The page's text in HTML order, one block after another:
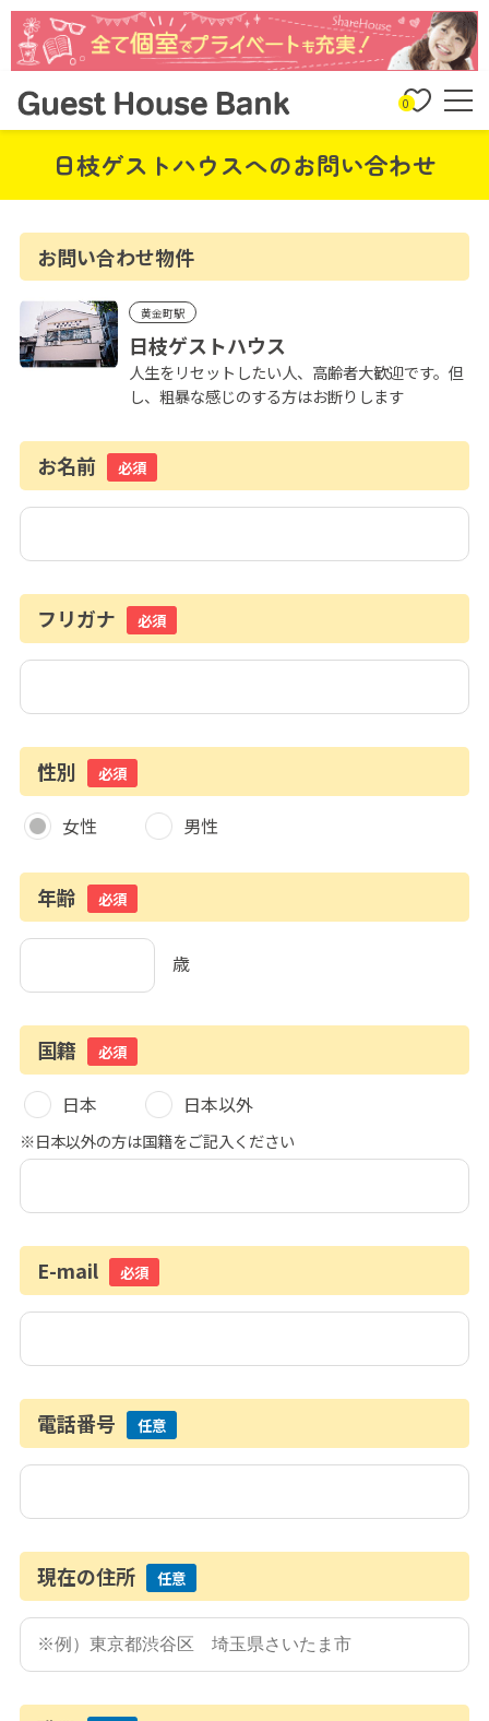
0
日枝ゲストハウスへのお問い合わせ
お問い合わせ物件
黄金町駅
日枝ゲストハウス
人生をリセットしたい人、高齢者大歓迎です。但
し、粗暴な感じのする方はお断りします
お名前 必須
フリガナ 必須
性別 必須
女性 男性
年齢 必須
歳
国籍 必須
日本 日本以外
※日本以外の方は国籍をご記入ください
E-mail 必須
電話番号 任意
現在の住所 任意